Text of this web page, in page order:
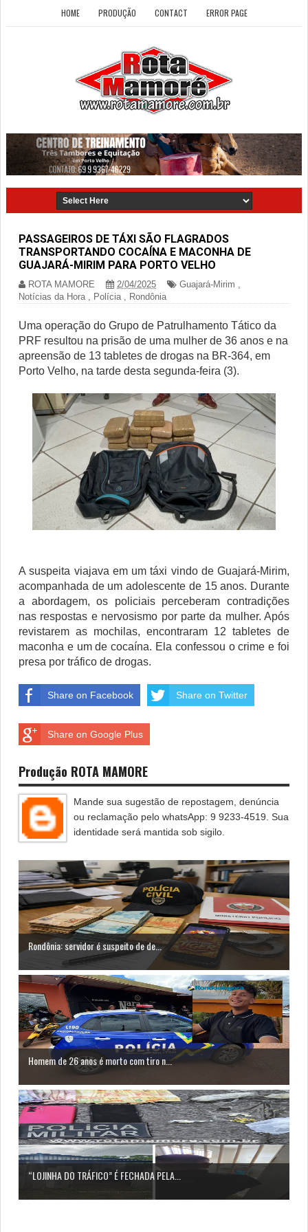
HOME PRODUÇÃO CONTACT ERROR PAGE
PASSAGEIROS DE TÁXI SÃO FLAGRADOS
TRANSPORTANDO COCAÍNA E MACONHA DE
GUAJARÁ-MIRIM PARA PORTO VELHO
ROTA MAMORE 2/04/2025 Guajará-Mirim ,
Notícias da Hora, Polícia, Rondônia
Uma operação do Grupo de Patrulhamento Tático da
PRF resultou na prisão de uma mulher de 36 anos e na
apreensão de 13 tabletes de drogas na BR-364, em
Porto Velho, na tarde desta segunda-feira (3).
A suspeita viajava em um táxi vindo de Guajará-Mirim,
acompanhada de um adolescente de 15 anos. Durante
a abordagem, os policiais perceberam contradições
nas respostas e nervosismo por parte da mulher. Após
revistarem as mochilas, encontraram 12 tabletes de
maconha e um de cocaína. Ela confessou o crime e foi
presa por tráfico de drogas.
Share on Facebook Share on Twitter
Share on Google Plus
Produção ROTA MAMORE
Mande sua sugestão de repostagem, denúncia
ou reclamação pelo whatsApp: 9 9233-4519. Sua
identidade será mantida sob sigilo.
Rondônia: servidor é suspeito de de...
Homem de 26 anos é morto com tiro n...
“LOJINHA DO TRÁFICO” É FECHADA PELA...